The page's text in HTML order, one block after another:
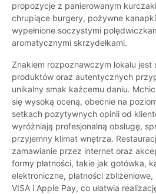
propozycje z panierowanym
chrupiące burgery, pożywne
wypełnione soczystymi
aromatycznymi skrzydełkami.
Znakiem rozpoznawczym lokalu jest
produktów oraz autentycznych
unikalny smak każcemu daniu.
się wysoką oceną, obecnie na
setkach pozytywnych opinii od
wyróżniają profesjonalną obsługę,
przyjemny klimat wnętrza.
zamawianie przez internet oraz
formy płatności, takie jak gotówka,
elektroniczne, płatności
VISA i Apple Pay, co ułatwia